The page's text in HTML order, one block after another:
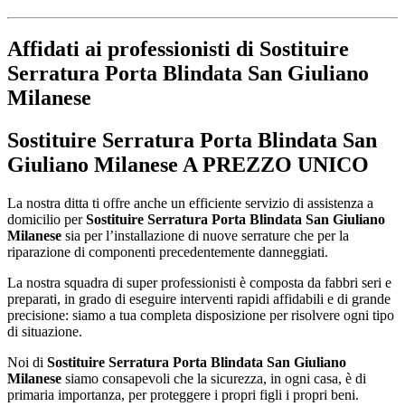
Affidati ai professionisti di Sostituire
Serratura Porta Blindata San Giuliano
Milanese
Sostituire Serratura Porta Blindata San
Giuliano Milanese A PREZZO UNICO
La nostra ditta ti offre anche un efficiente servizio di assistenza a
domicilio perSostituire Serratura Porta Blindata San Giuliano
Milanese sia per l’installazione di nuove serrature che per la
riparazione di componenti precedentemente danneggiati.
La nostra squadra di super professionisti è composta da fabbri seri e
preparati, in grado di eseguire interventi rapidi affidabili e di grande
precisione: siamo a tua completa disposizione per risolvere ogni tipo
di situazione.
Noi di Sostituire Serratura Porta Blindata San Giuliano
Milanese siamo consapevoli che la sicurezza, in ogni casa, è di
primaria importanza, per proteggere i propri figli i propri beni.